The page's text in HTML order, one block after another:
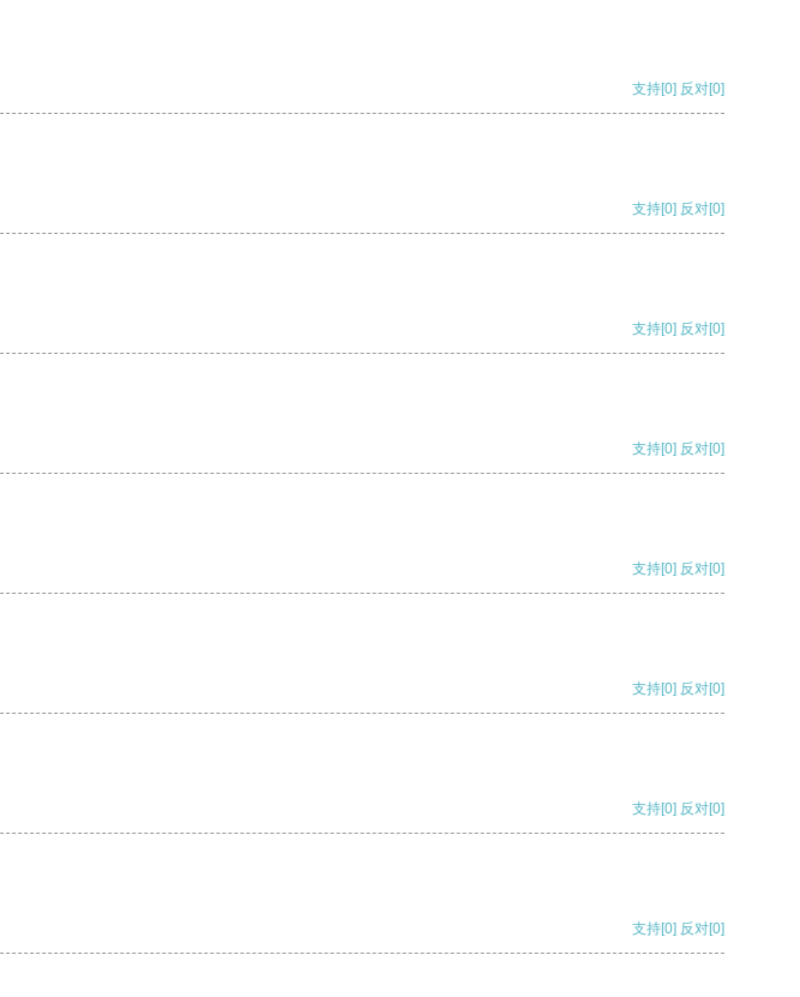
支持[0] 反对[0]
支持[0] 反对[0]
支持[0] 反对[0]
支持[0] 反对[0]
支持[0] 反对[0]
支持[0] 反对[0]
支持[0] 反对[0]
支持[0] 反对[0]